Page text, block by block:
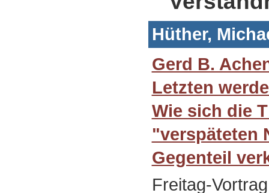
Hüther,
Gerd B.
Letzten
Wie sich die
"verspäteten
Gegenteil
Freitag-